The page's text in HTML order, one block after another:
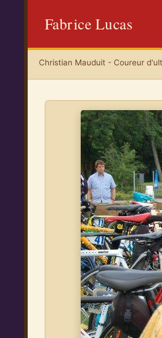
Fabrice Lucas
Christian Mauduit - Coureur